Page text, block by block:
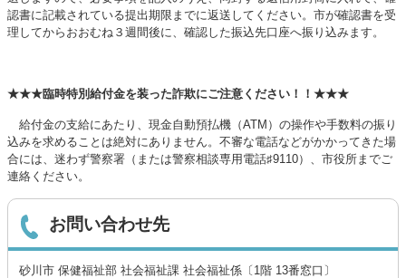
認書に記載されている提出期限までに返送してください。市が確認書を受
理してからおおむね３週間後に、確認した振込先口座へ振り込みます。
★★★臨時特別給付金を装った詐欺にご注意ください！！★★★
給付金の支給にあたり、現金自動預払機（ATM）の操作や手数料の振り
込みを求めることは絶対にありません。不審な電話などがかかってきた場
合には、迷わず警察署（または警察相談専用電話♯9110）、市役所までご
連絡ください。
お問い合わせ先
砂川市 保健福祉部 社会福祉課 社会福祉係〔1階 13番窓口〕